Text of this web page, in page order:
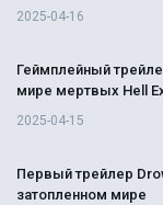
2025-04-16
Геймплейный
мире мертвых Hell
2025-04-15
Первый трейлер
затопленном мире